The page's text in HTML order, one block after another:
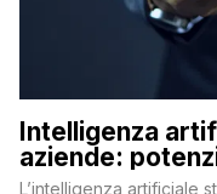
Intelligenza
aziende:
L’intelligenza artificiale